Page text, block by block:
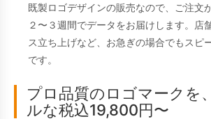
既製ロゴデザインの販売なので、ご注文
２〜３週間でデータをお届けします。店
ス立ち上げなど、お急ぎの場合でもスピ
です。
プロ品質のロゴマークを
ルな税込19,800円〜